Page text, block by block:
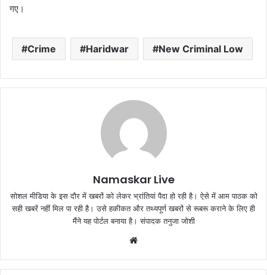
गए।
Crime Haridwar New Criminal Low
Namaskar Live
सोशल मीडिया के इस दौर में खबरों को लेकर भ्रांतियां पैदा हो रही है। ऐसे में आम पाठक को
सही खबरें नहीं मिल पा रही है। उसे हकीकत और तथ्यपूर्ण खबरों से रूबरू कराने के लिए ही
मैंने यह पोर्टल बनाया है। संपादक तनुजा जोशी
b